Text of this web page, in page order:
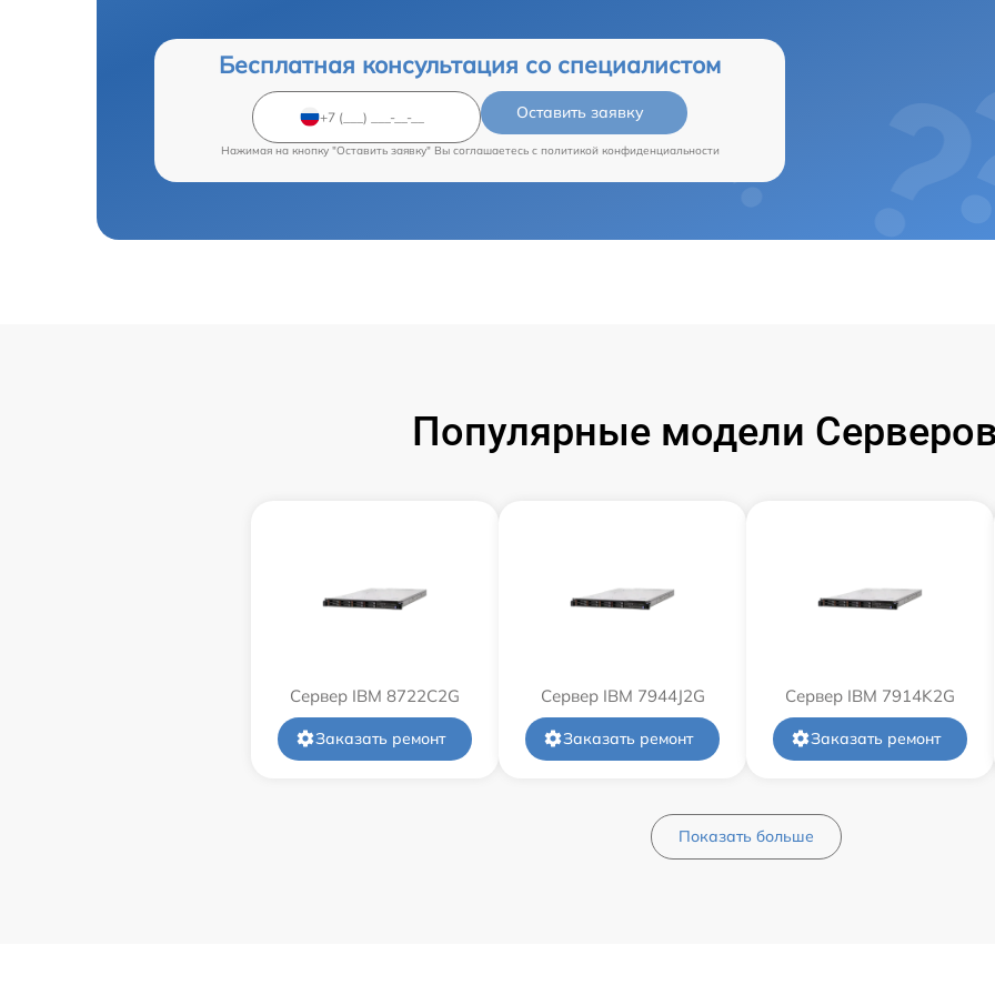
Бесплатная консультация со специалистом
Оставить заявку
Нажимая на кнопку "Оставить заявку" Вы соглашаетесь c политикой конфиденциальности
Популярные модели
Сервер IBM 8722C2G
Заказать ремонт
Сервер IBM 7944J2G
Заказать ремонт
Сервер IBM 7914K2G
Заказать ремонт
Показать больше